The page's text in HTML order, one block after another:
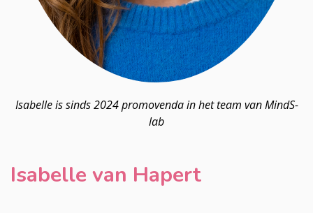
Isabelle is sinds 2024 promovenda in het team van MindS-
lab
Isabelle van Hapert